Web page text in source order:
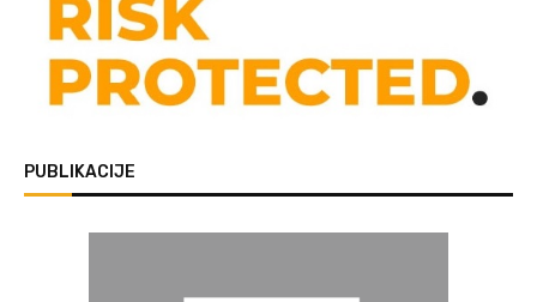
PUBLIKACIJE